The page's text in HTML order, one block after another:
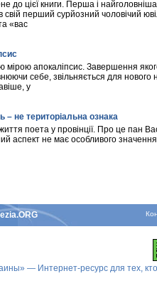
до цієї книги. Перша і
перший сурйозний чоловічий
«вас
апокаліпсис. Завершення
себе, звільняється для нового
у
– не територіальна ознака
поета у провінції. Про це пан
аспект не має особливого значення
— Интернет-ресурс для тех,